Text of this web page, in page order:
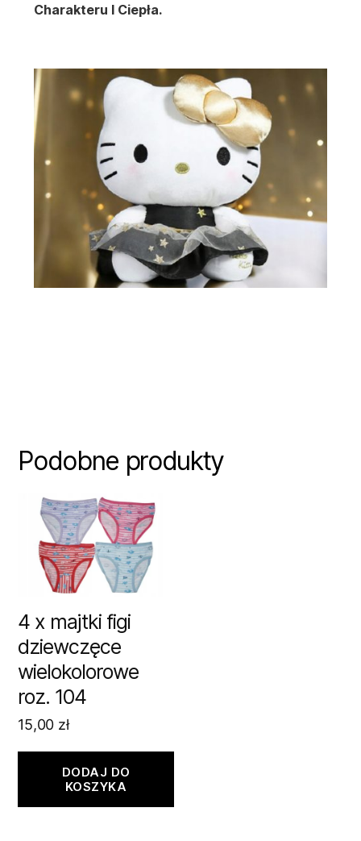
Charakteru I Ciepła.
Podobne produkty
4 x majtki figi
dziewczęce
wielokolorowe
roz. 104
15,00 zł
DODAJ DO
KOSZYKA